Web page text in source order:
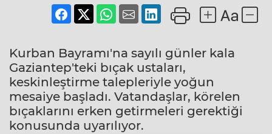
Kurban Bayramı'na sayılı günler kala
Gaziantep'teki bıçak ustaları,
keskinleştirme talepleriyle yoğun
mesaiye başladı. Vatandaşlar, körelen
bıçaklarını erken getirmeleri gerektiği
konusunda uyarılıyor.